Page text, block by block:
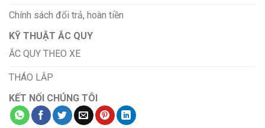
Chính sách đổi trả, hoàn tiền
KỸ THUẬT ẮC QUY
ẮC QUY THEO XE
THÁO LẮP
KẾT NỐI CHÚNG TÔI